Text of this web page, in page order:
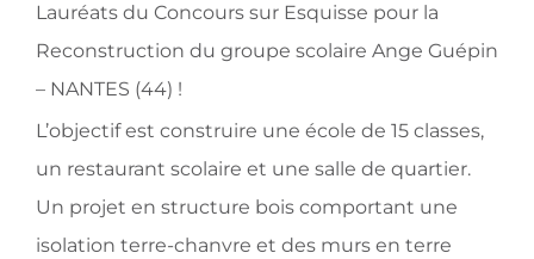
Lauréats du Concours sur Esquisse pour la
Reconstruction du groupe scolaire Ange Guépin
– NANTES (44) !
L’objectif est construire une école de 15 classes,
un restaurant scolaire et une salle de quartier.
Un projet en structure bois comportant une
isolation terre-chanvre et des murs en terre